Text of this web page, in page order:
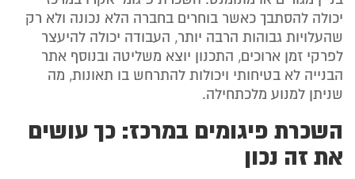
יכולה להסתבך כאשר בוחרים בחברה הלא נכונה ולא רק
שהעלויות גבוהות הרבה יותר, העבודה יכולה להיעצר
לפרקי זמן ארוכים, התכנון יוצא משליטה ובנוסף אתר
הבנייה לא בטיחותי ויכולות להתרחש בו תאונות, מה
שניתן למנוע מלכתחילה.
השכרת פיגומים במרכז: כך עושים
את זה נכון